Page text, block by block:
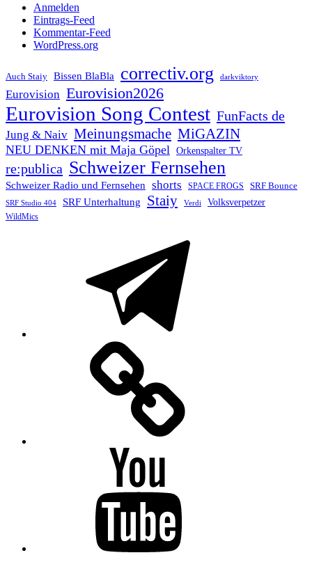
Anmelden
Eintrags-Feed
Kommentar-Feed
WordPress.org
Auch Staiy Bissen BlaBla correctiv.org darkviktory
Eurovision Eurovision2026
Eurovision Song Contest FunFacts de
Jung & Naiv Meinungsmache MiGAZIN
NEU DENKEN mit Maja Göpel Orkenspalter TV
re:publica Schweizer Fernsehen
Schweizer Radio und Fernsehen shorts SPACE FROGS SRF Bounce
SRF Studio 404 SRF Unterhaltung Staiy Verdi Volksverpetzer
WildMics